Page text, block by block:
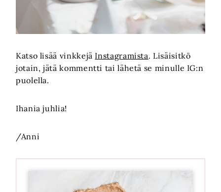
Katso lisää vinkkejä Instagramista. Lisäisitkö
jotain, jätä kommentti tai lähetä se minulle IG:n
puolella.
Ihania juhlia!
/Anni